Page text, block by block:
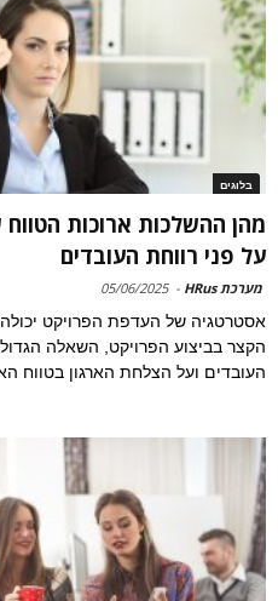
בלוגים
מהן ההשלכות ארוכות
על פני רווחת העובדים
מערכת HRus -
05/06/2025
אסטרטגיה של העדפת הפרויקט יכולה
הקצר בביצוע הפרויקט, השאלה
העובדים ועל הצלחת הארגון בטווח